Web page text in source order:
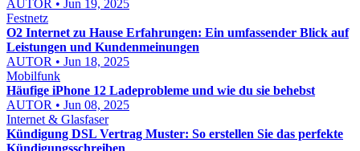
AUTOR • Jun 19, 2025
Festnetz
O2 Internet zu Hause Erfahrungen: Ein umfassender Blick auf
Leistungen und Kundenmeinungen
AUTOR • Jun 18, 2025
Mobilfunk
Häufige iPhone 12 Ladeprobleme und wie du sie behebst
AUTOR • Jun 08, 2025
Internet & Glasfaser
Kündigung DSL Vertrag Muster: So erstellen Sie das perfekte
Kündigungsschreiben